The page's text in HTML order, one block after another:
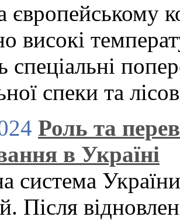
європейському
високі
спеціальні
спеки та
Роль та
в Україні
система
Після